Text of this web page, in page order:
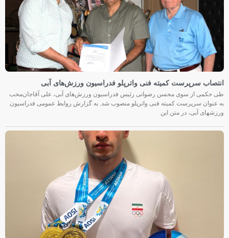
انتصاب سرپرست کمیته فنی واترپلو فدراسیون ورزش‌های آبی
طی حکمی از سوی محسن رضوانی رئیس فدراسیون ورزش‌های آبی، علی آقاجان‌محب
به عنوان سرپرست کمیته فنی واترپلو منصوب شد. به گزارش روابط عمومی فدراسیون
ورزشهای آبی، در متن این